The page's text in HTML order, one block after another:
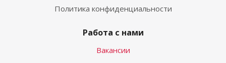
Политика конфиденциальности
Работа с нами
Вакансии